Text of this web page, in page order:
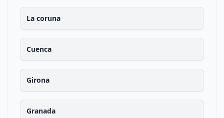
La coruna
Cuenca
Girona
Granada